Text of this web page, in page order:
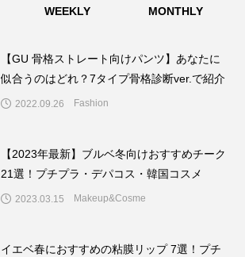
WEEKLY MONTHLY
【GU 骨格ストレート向けパンツ】あなたに
似合うのはどれ？7タイプ骨格診断ver.で紹介
2022.09.26 Fashion
【2023年最新】ブルベ冬向けおすすめチーク
21選！プチプラ・デパコス・韓国コスメ
2023.03.15 Makeup&Cosme
イエベ春におすすめの粘膜リップ 7選！プチ